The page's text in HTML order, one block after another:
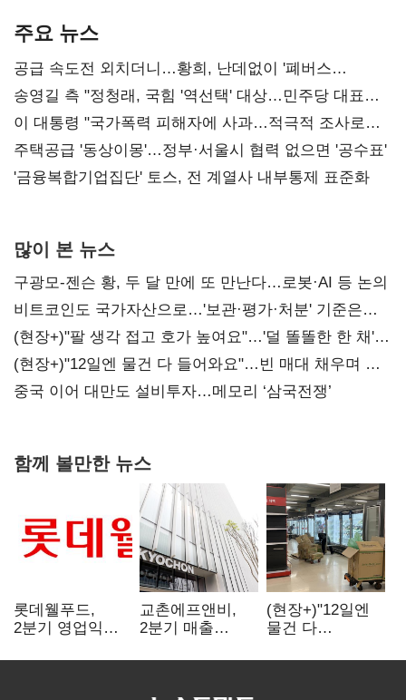
주요 뉴스
공급 속도전 외치더니…황희, 난데없이 '폐버스
리모델링' 제안
송영길 측 "정청래, 국힘 '역선택' 대상…민주당 대표로
총선 지휘 못해"
이 대통령 "국가폭력 피해자에 사과…적극적 조사로
진실 밝혀야"
주택공급 '동상이몽'…정부·서울시 협력 없으면 '공수표'
'금융복합기업집단' 토스, 전 계열사 내부통제 표준화
많이 본 뉴스
구광모-젠슨 황, 두 달 만에 또 만난다…로봇·AI 등 논의
비트코인도 국가자산으로…'보관·평가·처분' 기준은
숙제
(현장+)"팔 생각 접고 호가 높여요"…'덜 똘똘한 한 채'
20억 키맞추기
(현장+)"12일엔 물건 다 들어와요"…빈 매대 채우며 문
연 홈플러스
중국 이어 대만도 설비투자…메모리 ‘삼국전쟁’
함께 볼만한 뉴스
롯데웰푸드,
2분기 영업익
사업이 실적 견인
교촌에프앤비,
2분기 매출
전년보다 4.9%↑
(현장+)"12일엔
물건 다
매대 채우며 문